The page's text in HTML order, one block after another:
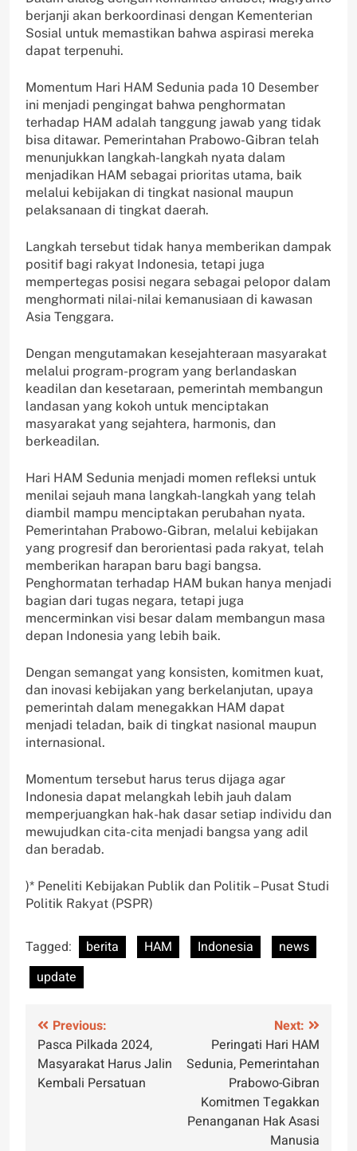
berjanji akan berkoordinasi dengan Kementerian
Sosial untuk memastikan bahwa aspirasi mereka
dapat terpenuhi.
Momentum Hari HAM Sedunia pada 10 Desember
ini menjadi pengingat bahwa penghormatan
terhadap HAM adalah tanggung jawab yang tidak
bisa ditawar. Pemerintahan Prabowo-Gibran telah
menunjukkan langkah-langkah nyata dalam
menjadikan HAM sebagai prioritas utama, baik
melalui kebijakan di tingkat nasional maupun
pelaksanaan di tingkat daerah.
Langkah tersebut tidak hanya memberikan dampak
positif bagi rakyat Indonesia, tetapi juga
mempertegas posisi negara sebagai pelopor dalam
menghormati nilai-nilai kemanusiaan di kawasan
Asia Tenggara.
Dengan mengutamakan kesejahteraan masyarakat
melalui program-program yang berlandaskan
keadilan dan kesetaraan, pemerintah membangun
landasan yang kokoh untuk menciptakan
masyarakat yang sejahtera, harmonis, dan
berkeadilan.
Hari HAM Sedunia menjadi momen refleksi untuk
menilai sejauh mana langkah-langkah yang telah
diambil mampu menciptakan perubahan nyata.
Pemerintahan Prabowo-Gibran, melalui kebijakan
yang progresif dan berorientasi pada rakyat, telah
memberikan harapan baru bagi bangsa.
Penghormatan terhadap HAM bukan hanya menjadi
bagian dari tugas negara, tetapi juga
mencerminkan visi besar dalam membangun masa
depan Indonesia yang lebih baik.
Dengan semangat yang konsisten, komitmen kuat,
dan inovasi kebijakan yang berkelanjutan, upaya
pemerintah dalam menegakkan HAM dapat
menjadi teladan, baik di tingkat nasional maupun
internasional.
Momentum tersebut harus terus dijaga agar
Indonesia dapat melangkah lebih jauh dalam
memperjuangkan hak-hak dasar setiap individu dan
mewujudkan cita-cita menjadi bangsa yang adil
dan beradab.
)* Peneliti Kebijakan Publik dan Politik – Pusat Studi
Politik Rakyat (PSPR)
Tagged: berita HAM Indonesia
news
update
Post
navigation
Previous:
Pasca Pilkada 2024,
Masyarakat Harus Jalin
Kembali Persatuan
Next:
Peringati Hari HAM
Sedunia, Pemerintahan
Prabowo-Gibran
Komitmen Tegakkan
Penanganan Hak Asasi
Manusia